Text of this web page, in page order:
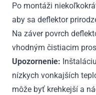
Po montáži
aby sa deflektor
Na záver povrch
vhodným čistiacim
Upozornenie:
nízkych vonkajších
môže byť krehkejší a